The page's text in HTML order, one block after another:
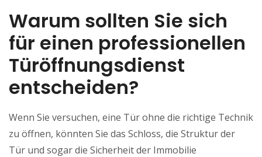
Warum sollten Sie sich
für einen professionellen
Türöffnungsdienst
entscheiden?
Wenn Sie versuchen, eine Tür ohne die richtige Technik
zu öffnen, könnten Sie das Schloss, die Struktur der
Tür und sogar die Sicherheit der Immobilie